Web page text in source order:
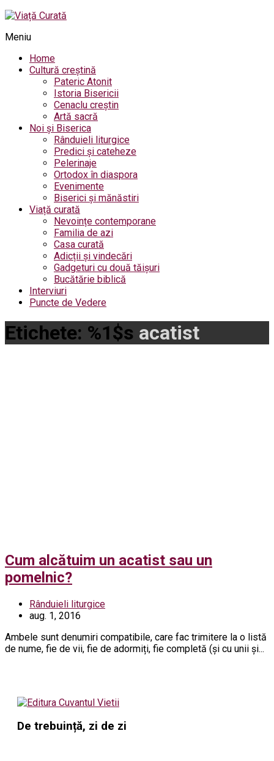
Meniu
Home
Cultură creștină
Pateric Atonit
Istoria Bisericii
Cenaclu creștin
Artă sacră
Noi și Biserica
Rânduieli liturgice
Predici și cateheze
Pelerinaje
Ortodox în diaspora
Evenimente
Biserici și mănăstiri
Viață curată
Nevoințe contemporane
Familia de azi
Casa curată
Adicții și vindecări
Gadgeturi cu două tăișuri
Bucătărie biblică
Interviuri
Puncte de Vedere
Etichete: %1$s acatist
Cum alcătuim un acatist sau un
pomelnic?
Rânduieli liturgice
aug. 1, 2016
Ambele sunt denumiri compatibile, care fac trimitere la o listă
de nume, fie de vii, fie de adormiți, fie completă (și cu unii și...
De trebuință, zi de zi